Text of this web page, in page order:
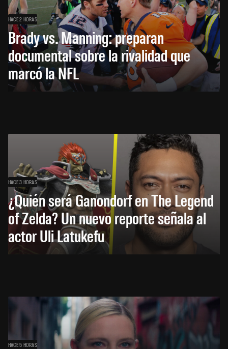
HACE 2 HORAS
Brady vs. Manning: preparan
documental sobre la rivalidad que
marcó la NFL
HACE 3 HORAS
¿Quién será Ganondorf en The Legend
of Zelda? Un nuevo reporte señala al
actor Uli Latukefu
HACE 5 HORAS